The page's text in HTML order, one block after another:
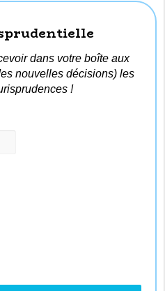
dans votre boîte aux
nouvelles décisions) les
!